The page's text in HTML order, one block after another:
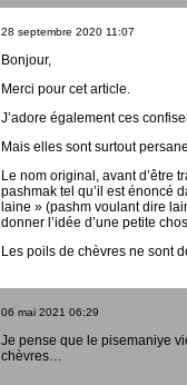
28 septembre 2020 11:07
Bonjour,
Merci pour cet article.
J’adore également ces
Mais elles sont surtout
Le nom original, avant d’être
pashmak tel qu’il est énoncé
laine » (pashm voulant dire
donner l’idée d’une petite
Les poils de chèvres ne sont
06 mai 2021 06:29
Je pense que le pisemaniye
chèvres…